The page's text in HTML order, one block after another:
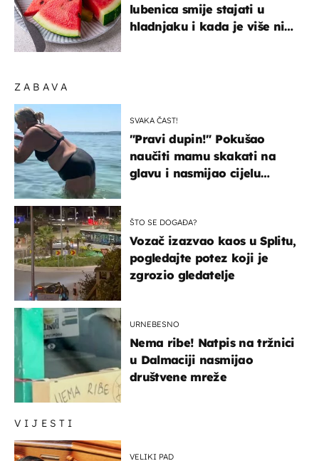
VIJESTI
VELIKI PAD
ZABAVA
SVAKA ČAST!
"Pravi dupin!" Pokušao
naučiti mamu skakati na
glavu i nasmijao cijelu
ŠTO SE DOGAĐA?
Vozač izazvao kaos u Splitu,
pogledajte potez koji je
zgrozio gledatelje
URNEBESNO
Nema ribe! Natpis na tržnici
u Dalmaciji nasmijao
društvene mreže
lubenica smije stajati u
hladnjaku i kada je više nije